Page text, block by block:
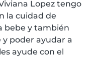
Lopez tengo
la cuidad de
bebe y también
y poder ayudar a
ayude con el